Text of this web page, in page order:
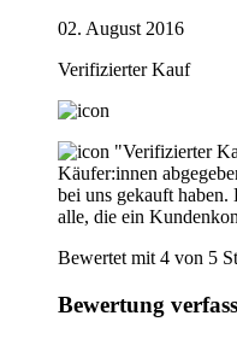
02. August 2016
Verifizierter Kauf
"Verifizierter
Käufer:innen
bei uns gekauft haben.
alle, die ein
Bewertet mit 4 von 5
Bewertung